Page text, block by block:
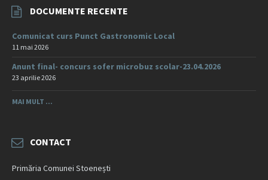
DOCUMENTE RECENTE
Comunicat curs Punct Gastronomic Local
11 mai 2026
Anunt final- concurs sofer microbuz scolar-23.04.2026
23 aprilie 2026
MAI MULT ...
CONTACT
Primăria Comunei Stoenești